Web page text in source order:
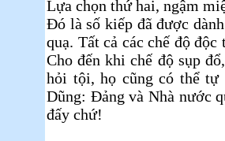
Lựa chọn thứ hai, ngậm
Ðó là số kiếp đã được
quạ. Tất cả các chế độ
Cho đến khi chế độ sụp
hỏi tội, họ cũng có thể tự
Dũng: Ðảng và Nhà nước
đấy chứ!